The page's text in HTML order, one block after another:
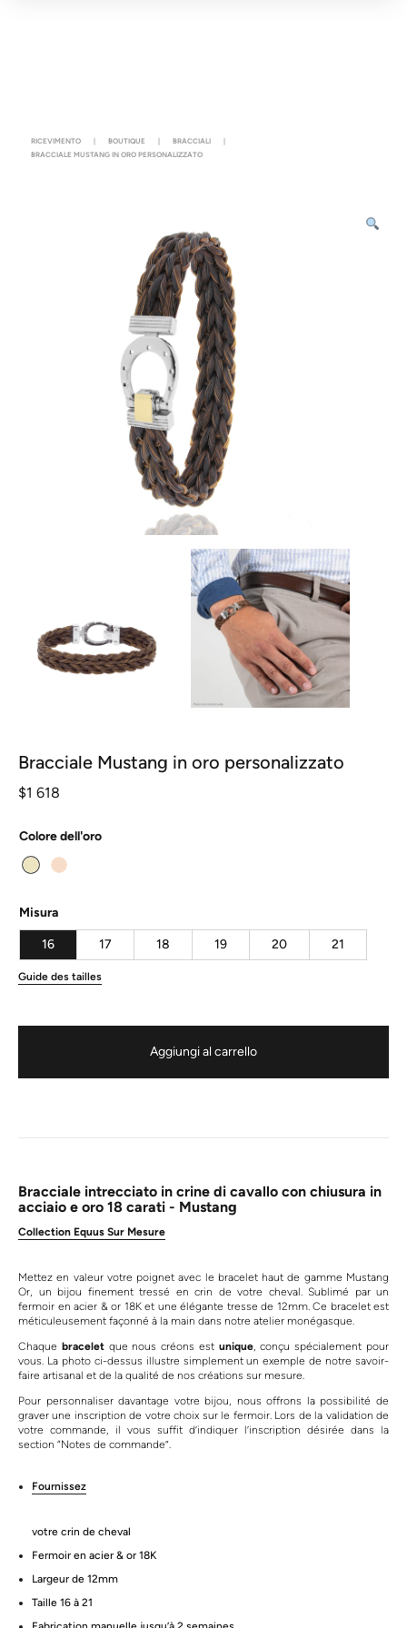
RICEVIMENTO | BOUTIQUE | BRACCIALI
|
BRACCIALE MUSTANG IN ORO PERSONALIZZATO
Bracciale Mustang in oro personalizzato
$1 618
Colore dell'oro
Misura
16 17 18 19 20 21
Guide des tailles
Aggiungi al carrello
Bracciale intrecciato in crine di cavallo con chiusura in
acciaio e oro 18 carati - Mustang
Collection Equus Sur Mesure
Mettez en valeur votre poignet avec le bracelet haut de gamme Mustang
Or, un bijou finement tressé en crin de votre cheval. Sublimé par un
fermoir en acier & or 18K et une élégante tresse de 12mm. Ce bracelet est
méticuleusement façonné à la main dans notre atelier monégasque.
Chaque braceletque nous créons est unique, conçu spécialement pour
vous. La photo ci-dessus illustre simplement un exemple de notre savoir-
faire artisanal et de la qualité de nos créations sur mesure.
Pour personnaliser davantage votre bijou, nous offrons la possibilité de
graver une inscription de votre choix sur le fermoir. Lors de la validation de
votre commande, il vous suffit d’indiquer l’inscription désirée dans la
section “Notes de commande”.
Fournissez
votre crin de cheval
Fermoir en acier & or 18K
Largeur de 12mm
Taille 16 à 21